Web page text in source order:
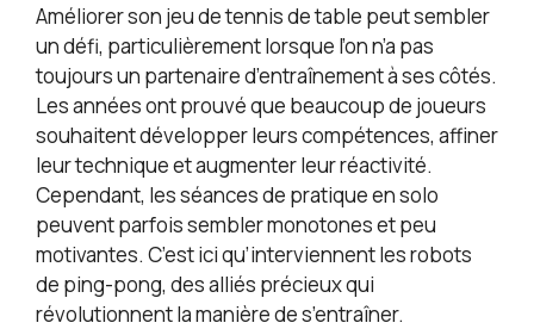
rotatives intuitives permettent un réglage simple
de la fréquence d'alimentation et des types de
balles, offrant une personnalisation précise
adaptée aux débutants, aux joueurs
intermédiaires et aux athlètes confirmés
【INSTALLATION SANS OUTILS NI PINCES】Préparez-
vous à l'entraînement en quelques secondes avec
ce serveur de tennis de table programmable :
aucun outil ni pince n'est nécessaire pour
l'installation. Ajustez facilement la position et
l'angle de la machine sur la table pour créer des
exercices personnalisés, parfaits pour la pratique
individuelle, les matchs amicaux ou les moments de
Améliorer son jeu de tennis de table peut sembler
un défi, particulièrement lorsque l’on n’a pas
toujours un partenaire d’entraînement à ses côtés.
Les années ont prouvé que beaucoup de joueurs
souhaitent développer leurs compétences, affiner
leur technique et augmenter leur réactivité.
Cependant, les séances de pratique en solo
peuvent parfois sembler monotones et peu
motivantes. C’est ici qu’interviennent les robots
de ping-pong, des alliés précieux qui
révolutionnent la manière de s’entraîner.